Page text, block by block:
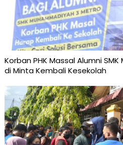
Korban PHK Massal Alumni
di Minta Kembali Kesekolah